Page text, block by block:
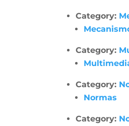
Category:
Category:
Category:
Normas
Category: